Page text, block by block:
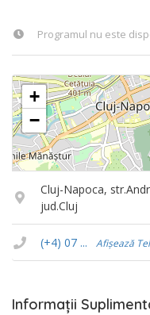
Programul nu este
+
−
Cluj-Napoca,
jud.Cluj
(+4) 07 ... Afișează
Informații